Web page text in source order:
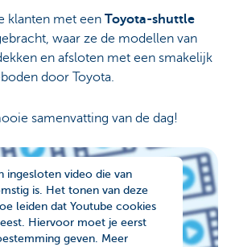
klanten met een Toyota-shuttle
waar ze de modellen van
en afsloten met een smakelijk
door Toyota.
samenvatting van de dag!
ingesloten video die van
is. Het tonen van deze
leiden dat Youtube cookies
Hiervoor moet je eerst
geven. Meer